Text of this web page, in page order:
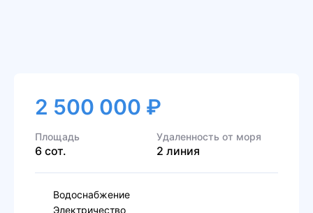
2 500 000 ₽
Площадь
6 сот.
Удаленность от моря
2 линия
Водоснабжение
Электричество